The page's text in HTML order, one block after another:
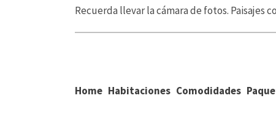
Recuerda llevar la cámara de fotos. Paisajes
Home Habitaciones Comodidades